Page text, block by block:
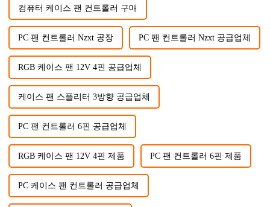
컴퓨터 케이스 팬 컨트롤러 구매
PC 팬 컨트롤러 Nzxt 공장 PC 팬 컨트롤러 Nzxt 공급업체
RGB 케이스 팬 12V 4핀 공급업체
케이스 팬 스플리터 3방향 공급업체
PC 팬 컨트롤러 6핀 공급업체
RGB 케이스 팬 12V 4핀 제품 PC 팬 컨트롤러 6핀 제품
PC 케이스 팬 컨트롤러 공급업체